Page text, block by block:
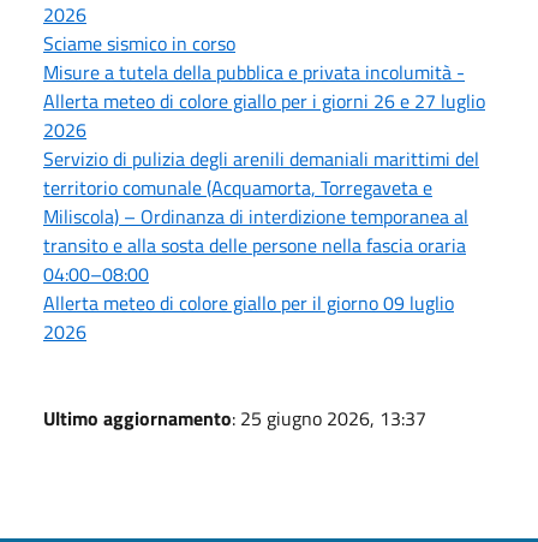
2026
Sciame sismico in corso
Misure a tutela della pubblica e privata incolumità -
Allerta meteo di colore giallo per i giorni 26 e 27 luglio
2026
Servizio di pulizia degli arenili demaniali marittimi del
territorio comunale (Acquamorta, Torregaveta e
Miliscola) – Ordinanza di interdizione temporanea al
transito e alla sosta delle persone nella fascia oraria
04:00–08:00
Allerta meteo di colore giallo per il giorno 09 luglio
2026
Ultimo aggiornamento: 25 giugno 2026, 13:37